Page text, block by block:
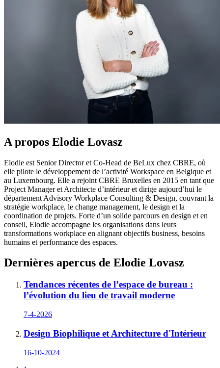
A propos Elodie Lovasz
Elodie est Senior Director et Co‑Head de BeLux chez CBRE, où
elle pilote le développement de l’activité Workspace en Belgique et
au Luxembourg. Elle a rejoint CBRE Bruxelles en 2015 en tant que
Project Manager et Architecte d’intérieur et dirige aujourd’hui le
département Advisory Workplace Consulting & Design, couvrant la
stratégie workplace, le change management, le design et la
coordination de projets. Forte d’un solide parcours en design et en
conseil, Elodie accompagne les organisations dans leurs
transformations workplace en alignant objectifs business, besoins
humains et performance des espaces.
Dernières apercus de Elodie Lovasz
Tendances récentes de l’espace de bureau :
l’évolution du lieu de travail moderne
7-4-2026
Design Biophilique et Architecture d'Intérieur
16-10-2024